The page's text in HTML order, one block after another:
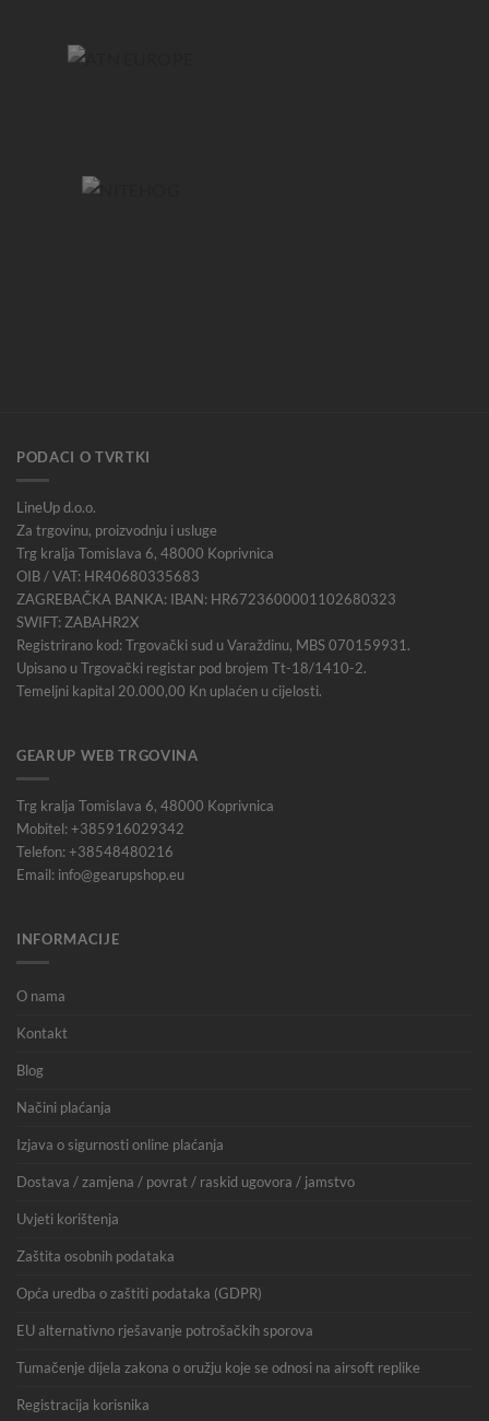
PODACI O TVRTKI
LineUp d.o.o.
Za trgovinu, proizvodnju i usluge
Trg kralja Tomislava 6, 48000 Koprivnica
OIB / VAT: HR40680335683
ZAGREBAČKA BANKA: IBAN: HR6723600001102680323
SWIFT: ZABAHR2X
Registrirano kod: Trgovački sud u Varaždinu, MBS 070159931.
Upisano u Trgovački registar pod brojem Tt-18/1410-2.
Temeljni kapital 20.000,00 Kn uplaćen u cijelosti.
GEARUP WEB TRGOVINA
Trg kralja Tomislava 6, 48000 Koprivnica
Mobitel: +385916029342
Telefon: +38548480216
Email: info@gearupshop.eu
INFORMACIJE
O nama
Kontakt
Blog
Načini plaćanja
Izjava o sigurnosti online plaćanja
Dostava / zamjena / povrat / raskid ugovora / jamstvo
Uvjeti korištenja
Zaštita osobnih podataka
Opća uredba o zaštiti podataka (GDPR)
EU alternativno rješavanje potrošačkih sporova
Tumačenje dijela zakona o oružju koje se odnosi na airsoft replike
Registracija korisnika